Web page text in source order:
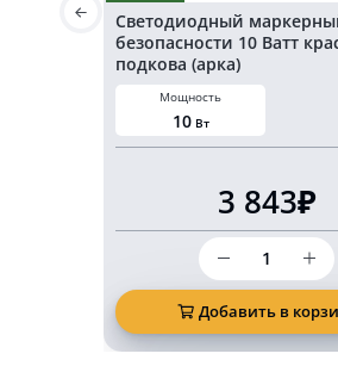
Светодиодный
безопасности 10 Ватт
подкова (арка)
Мощность
10 Вт
3 843₽
Количество
товара
маркерный
фонарь
Добавить в